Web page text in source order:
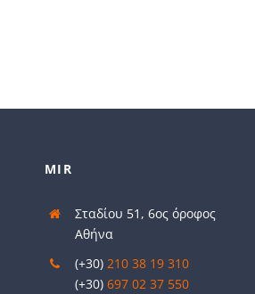
MIR
Σταδίου 51, 6ος όροφος
Αθήνα
(+30) 210 38 19 310
(+30) 697 02 37 550